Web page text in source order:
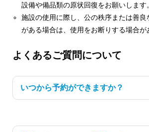
設備や備品類の原状回復をお願いします
施設の使用に際し、公の秩序または善
がある場合は、使用をお断りする場合が
よくあるご質問について
いつから予約ができますか？